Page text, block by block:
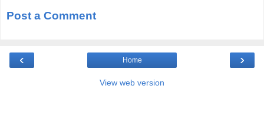
Post a Comment
‹ ›
Home
View web version